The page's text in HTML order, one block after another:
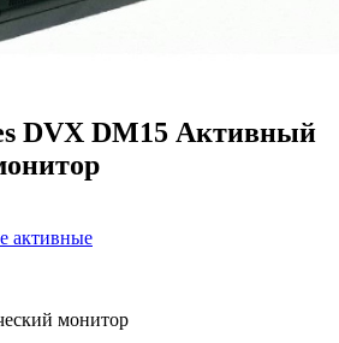
DVX DM15 Активный
активные
монитор